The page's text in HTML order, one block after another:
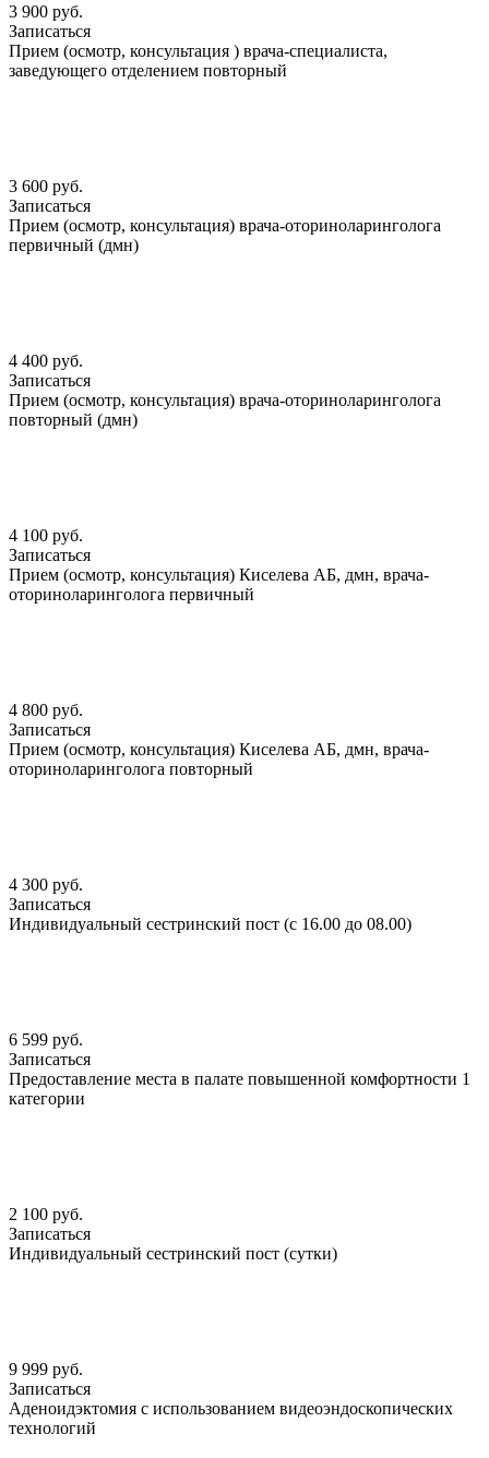
3 900 руб.
Записаться
Прием (осмотр, консультация ) врача-специалиста,
заведующего отделением повторный
3 600 руб.
Записаться
Прием (осмотр, консультация) врача-оториноларинголога
первичный (дмн)
4 400 руб.
Записаться
Прием (осмотр, консультация) врача-оториноларинголога
повторный (дмн)
4 100 руб.
Записаться
Прием (осмотр, консультация) Киселева АБ, дмн, врача-
оториноларинголога первичный
4 800 руб.
Записаться
Прием (осмотр, консультация) Киселева АБ, дмн, врача-
оториноларинголога повторный
4 300 руб.
Записаться
Индивидуальный сестринский пост (с 16.00 до 08.00)
6 599 руб.
Записаться
Предоставление места в палате повышенной комфортности 1
категории
2 100 руб.
Записаться
Индивидуальный сестринский пост (сутки)
9 999 руб.
Записаться
Аденоидэктомия с использованием видеоэндоскопических
технологий